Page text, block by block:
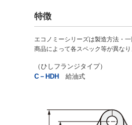
特徴
エコノミーシリーズは製造方法・
商品によって各スペック等が異な
（ひしフランジタイプ）
C－HDH 給油式